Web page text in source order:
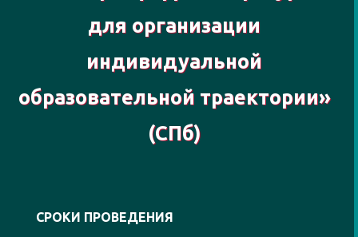
для организации
индивидуальной
образовательной траектории»
(СПб)
СРОКИ ПРОВЕДЕНИЯ